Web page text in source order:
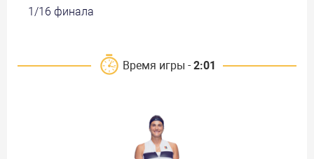
1/16 финала
Время игры - 2:01